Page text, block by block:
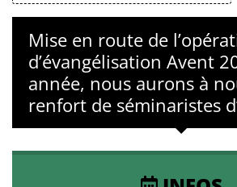
Mise en route de
d’évangélisation Avent
année, nous aurons à
renfort de séminaristes